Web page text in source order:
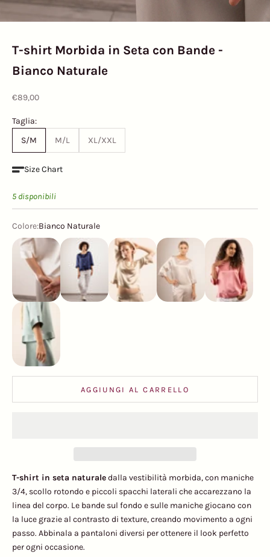
T-shirt Morbida in Seta con Bande -
Bianco Naturale
Prezzo scontato
€89,00
Taglia:
S/M
M/L XL/XXL
Size Chart
5 disponibili
Colore:Bianco Naturale
Bianco NaturaleBlu Notte Champagne Grigio Perla Rosa Antico
Verde Salvia
AGGIUNGI AL CARRELLO
T-shirt in seta naturaledalla vestibilità morbida, con maniche
3/4, scollo rotondo e piccoli spacchi laterali che accarezzano la
linea del corpo. Le bande sul fondo e sulle maniche giocano con
la luce grazie al contrasto di texture, creando movimento a ogni
passo. Abbinala a pantaloni diversi per ottenere il look perfetto
per ogni occasione.